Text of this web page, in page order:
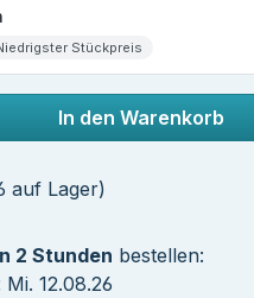
Stückpreis
In den Warenkorb
auf Lager)
2 Stunden bestellen:
12.08.26